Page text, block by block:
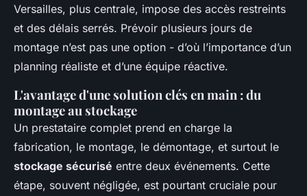
Versailles, plus centrale, impose des accès restreints
et des délais serrés. Prévoir plusieurs jours de
montage n’est pas une option - d’où l’importance d’un
planning réaliste et d’une équipe réactive.
L'avantage d'une solution clés en main : du
montage au stockage
Un prestataire complet prend en charge la
fabrication, le montage, le démontage, et surtout le
stockage sécurisé entre deux événements. Cette
étape, souvent négligée, est pourtant cruciale pour